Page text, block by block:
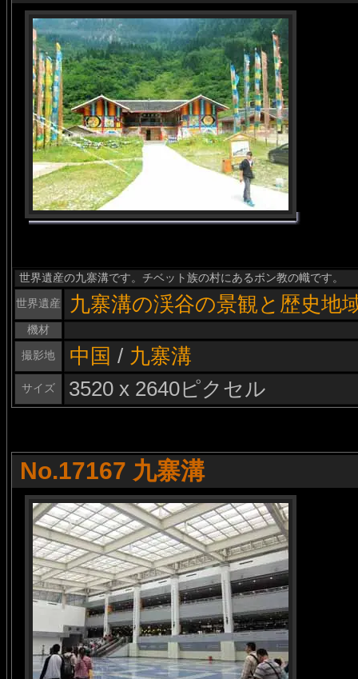
世界遺産の九寨溝です。チベット族の村にあるボン教の幟です。
世界遺産
九寨溝の渓谷の景観と歴史地
機材
撮影地
中国 / 九寨溝
サイズ 3520 x 2640ピクセル
No.17167 九寨溝